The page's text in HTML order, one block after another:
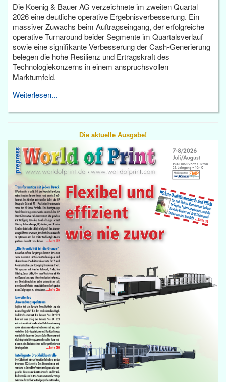
Die Koenig & Bauer AG verzeichnete im zweiten Quartal
2026 eine deutliche operative Ergebnisverbesserung. Ein
massiver Zuwachs beim Auftragseingang, der erfolgreiche
operative Turnaround beider Segmente im Quartalsverlauf
sowie eine signifikante Verbesserung der Cash-Generierung
belegen die hohe Resilienz und Ertragskraft des
Technologiekonzerns in einem anspruchsvollen
Marktumfeld.
Weiterlesen...
Die aktuelle Ausgabe!